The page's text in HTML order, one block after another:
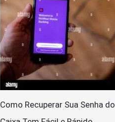
Como Recuperar Sua Senha do